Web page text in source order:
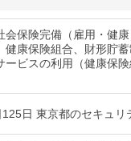
会保険完備（雇用・健
健康保険組合、財形貯
ービスの利用（健康保
日 東京都のセキュリ